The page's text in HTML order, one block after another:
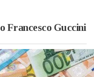
Francesco Guccini